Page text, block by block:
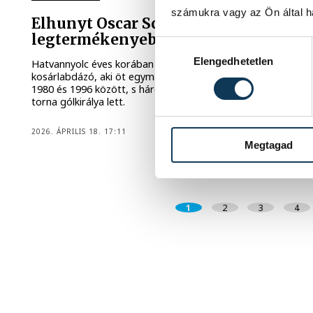
számukra vagy az Ön által
Hozzájárulás kiválasztása
Elengedhetetlen
Megtagad
Elhunyt Oscar Schmidt, az olimpiák
legtermékenyebb kosarasa
Hatvannyolc éves korában meghalt Oscar Schmidt brazil
kosárlabdázó, aki öt egymást követő olimpián játszott
1980 és 1996 között, s három alkalommal is az ötkarikás
torna gólkirálya lett.
2026. ÁPRILIS 18. 17:11
1 2 3 4